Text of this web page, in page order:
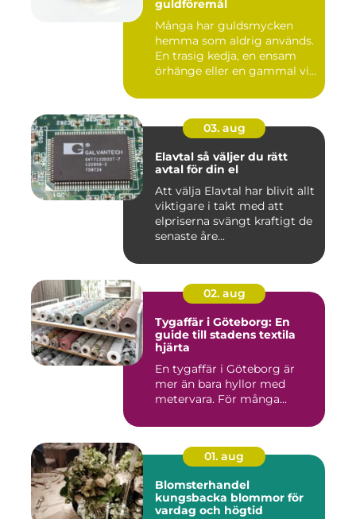
guldföremål
Många har guldsmycken
hemma som aldrig används.
En trasig kedja, en ensam
örhänge eller en gammal vi...
03. aug
Elavtal så väljer du rätt
avtal för din el
Att välja Elavtal har blivit allt
viktigare i takt med att
elpriserna svängt kraftigt de
senaste åre...
02. aug
Tygaffär i Göteborg: En
guide till stadens textila
hjärta
En tygaffär i Göteborg är
mer än bara hyllor med
metervara. För många...
01. aug
Blomsterhandel
kungsbacka blommor för
vardag och högtid